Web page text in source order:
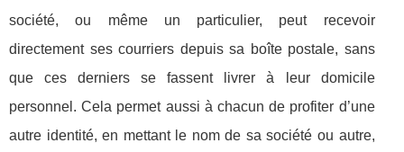
société, ou même un particulier, peut recevoir
directement ses courriers depuis sa boîte postale, sans
que ces derniers se fassent livrer à leur domicile
personnel. Cela permet aussi à chacun de profiter d’une
autre identité, en mettant le nom de sa société ou autre,